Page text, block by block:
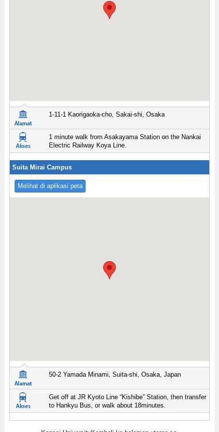
1-11-1 Kaorigaoka-cho, Sakai-shi, Osaka
1 minute walk from Asakayama Station on the Nankai
Electric Railway Koya Line.
Suita Mirai Campus
Melihat di aplikasi peta
50-2 Yamada Minami, Suita-shi, Osaka, Japan
Get off at JR Kyoto Line “Kishibe” Station, then transfer
to Hankyu Bus, or walk about 18minutes.